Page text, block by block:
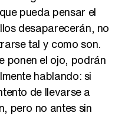
desaparecerán, no
tal y como son.
ponen el ojo, podrán
hablando: si
de llevarse a
pero no antes sin